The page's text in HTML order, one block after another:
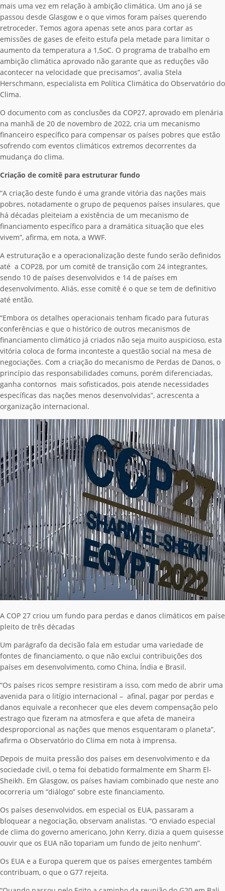
mais uma vez em relação à ambição climática. Um ano já se
passou desde Glasgow e o que vimos foram países querendo
retroceder. Temos agora apenas sete anos para cortar as
emissões de gases de efeito estufa pela metade para limitar o
aumento da temperatura a 1,5oC. O programa de trabalho em
ambição climática aprovado não garante que as reduções vão
acontecer na velocidade que precisamos”, avalia Stela
Herschmann, especialista em Política Climática do Observatório do
Clima.
O documento com as conclusões da COP27, aprovado em plenária
na manhã de 20 de novembro de 2022, cria um mecanismo
financeiro específico para compensar os países pobres que estão
sofrendo com eventos climáticos extremos decorrentes da
mudança do clima.
Criação de comitê para estruturar fundo
“A criação deste fundo é uma grande vitória das nações mais
pobres, notadamente o grupo de pequenos países insulares, que
há décadas pleiteiam a existência de um mecanismo de
financiamento específico para a dramática situação que eles
vivem”, afirma, em nota, a WWF.
A estruturação e a operacionalização deste fundo serão definidos
até a COP28, por um comitê de transição com 24 integrantes,
sendo 10 de países desenvolvidos e 14 de países em
desenvolvimento. Aliás, esse comitê é o que se tem de definitivo
até então.
“Embora os detalhes operacionais tenham ficado para futuras
conferências e que o histórico de outros mecanismos de
financiamento climático já criados não seja muito auspicioso, esta
vitória coloca de forma inconteste a questão social na mesa de
negociações. Com a criação do mecanismo de Perdas de Danos, o
princípio das responsabilidades comuns, porém diferenciadas,
ganha contornos mais sofisticados, pois atende necessidades
específicas das nações menos desenvolvidas”, acrescenta a
organização internacional.
A COP 27 criou um fundo para perdas e danos climáticos em
pleito de três décadas
Um parágrafo da decisão fala em estudar uma variedade de
fontes de financiamento, o que não exclui contribuições dos
países em desenvolvimento, como China, Índia e Brasil.
“Os países ricos sempre resistiram a isso, com medo de abrir uma
avenida para o litígio internacional – afinal, pagar por perdas e
danos equivale a reconhecer que eles devem compensação pelo
estrago que fizeram na atmosfera e que afeta de maneira
desproporcional as nações que menos esquentaram o planeta”,
afirma o Observatório do Clima em nota à imprensa.
Depois de muita pressão dos países em desenvolvimento e da
sociedade civil, o tema foi debatido formalmente em Sharm El-
Sheikh. Em Glasgow, os países haviam combinado que neste ano
ocorreria um “diálogo” sobre este financiamento.
Os países desenvolvidos, em especial os EUA, passaram a
bloquear a negociação, observam analistas. “O enviado especial
de clima do governo americano, John Kerry, dizia a quem quisesse
ouvir que os EUA não topariam um fundo de jeito nenhum”.
Os EUA e a Europa querem que os países emergentes também
contribuam, o que o G77 rejeita.